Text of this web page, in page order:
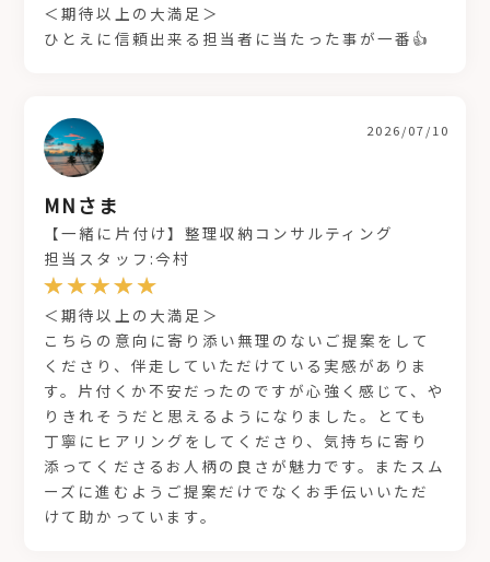
＜期待以上の大満足＞
ひとえに信頼出来る担当者に当たった事が一番👍
MNさま
2026/07/10
【一緒に片付け】整理収納コンサルティング
担当スタッフ:今村
＜期待以上の大満足＞
こちらの意向に寄り添い無理のないご提案をして
くださり、伴走していただけている実感がありま
す。片付くか不安だったのですが心強く感じて、や
りきれそうだと思えるようになりました。とても
丁寧にヒアリングをしてくださり、気持ちに寄り
添ってくださるお人柄の良さが魅力です。またスム
ーズに進むようご提案だけでなくお手伝いいただ
けて助かっています。